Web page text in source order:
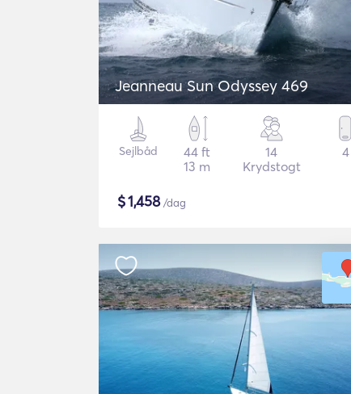
Jeanneau Sun Odyssey 469
Sejlbåd
44 ft
13 m
14
Krydstogt
4
$1,458/dag